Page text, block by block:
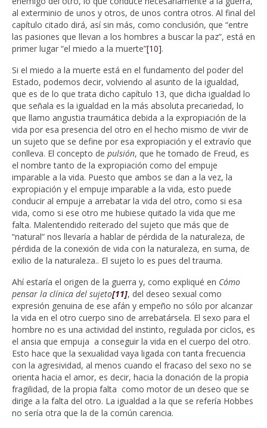
al exterminio de unos y otros, de unos contra otros. Al final del
capítulo citado dirá, así sin más, como conclusión, que “entre
las pasiones que llevan a los hombres a buscar la paz”, está en
primer lugar “el miedo a la muerte”[10].
Si el miedo a la muerte está en el fundamento del poder del
Estado, podemos decir, volviendo al asunto de la igualdad,
que es de lo que trata dicho capítulo 13, que dicha igualdad lo
que señala es la igualdad en la más absoluta precariedad, lo
que llamo angustia traumática debida a la expropiación de la
vida por esa presencia del otro en el hecho mismo de vivir de
un sujeto que se define por esa expropiación y el extravío que
conlleva. El concepto de pulsión, que he tomado de Freud, es
el nombre tanto de la expropiación como del empuje
imparable a la vida. Puesto que ambos se dan a la vez, la
expropiación y el empuje imparable a la vida, esto puede
conducir al empuje a arrebatar la vida del otro, como si esa
vida, como si ese otro me hubiese quitado la vida que me
falta. Malentendido reiterado del sujeto que más que de
“natural” nos llevaría a hablar de pérdida de la naturaleza, de
pérdida de la conexión de vida con la naturaleza, en suma, de
exilio de la naturaleza.. El sujeto lo es pues del trauma.
Ahí estaría el origen de la guerra y, como expliqué en Cómo
pensar la clínica del sujeto[11], del deseo sexual como
expresión genuina de ese afán y empeño no sólo por alcanzar
la vida en el otro cuerpo sino de arrebatársela. El sexo para el
hombre no es una actividad del instinto, regulada por ciclos, es
el ansia que empuja a conseguir la vida en el cuerpo del otro.
Esto hace que la sexualidad vaya ligada con tanta frecuencia
con la agresividad, al menos cuando el fracaso del sexo no se
orienta hacia el amor, es decir, hacia la donación de la propia
fragilidad, de la propia falta como motor de un deseo que se
dirige a la falta del otro. La igualdad a la que se refería Hobbes
no sería otra que la de la común carencia.